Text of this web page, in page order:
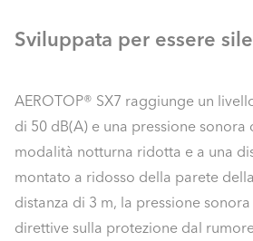
Sviluppata per essere
AEROTOP® SX7 raggiunge un
di 50 dB(A) e una pressione sonora
modalità notturna ridotta e a una
montato a ridosso della parete
distanza di 3 m, la pressione
direttive sulla protezione dal